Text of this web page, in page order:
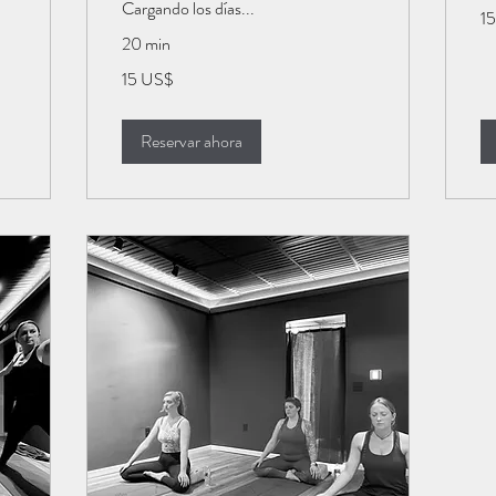
Cargando los días...
20 min
dólares
15 US$
Reservar ahora